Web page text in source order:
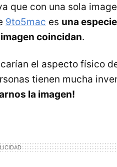
que con una sola
9to5mac es una
coincidan.
el aspecto físico
tienen mucha
la imagen!